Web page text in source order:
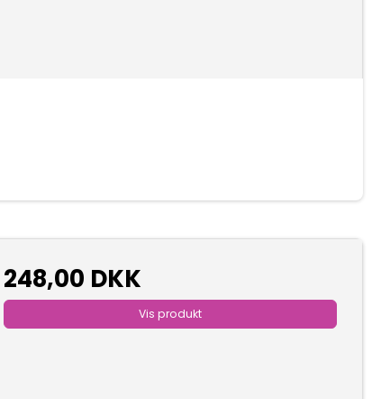
248,00 DKK
Vis produkt